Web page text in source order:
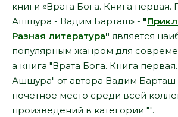
книги «Врата Бога. Книга
Ашшура - Вадим Барташ» - "
Разная литература" является
популярным жанром для
а книга "Врата Бога. Книга
Ашшура" от автора Вадим Барташ
почетное место среди всей
произведений в категории "".